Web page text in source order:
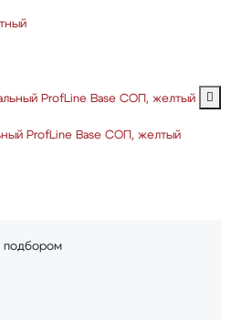
ProfLine Base СОП, желтый
подбором